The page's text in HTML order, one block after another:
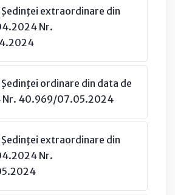
extraordinare din
Nr.
ordinare din data de
40.969/07.05.2024
extraordinare din
Nr.